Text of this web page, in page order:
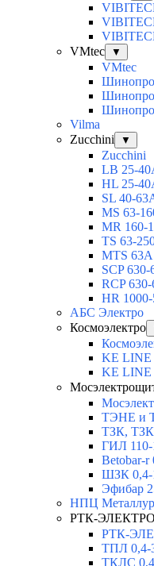
VMtec
▼
VMtec
Vilma
Zucchini
▼
Zucchini
LB 25-
HL 25-
SL 40-
MS 63-
MR 160-
TS 63-
MTS 63A
SCP
RCP
HR
АБС Электро
Космоэлектро
KE LINE
KE LINE
ТЭНЕ и
ТЗК,
ГИЛ 110-
Betobar-r
ШЗК 0,4-
Эфибар
НПЦ
РТК-
РТК-
ТПЛ 0,4-
ТКЛC